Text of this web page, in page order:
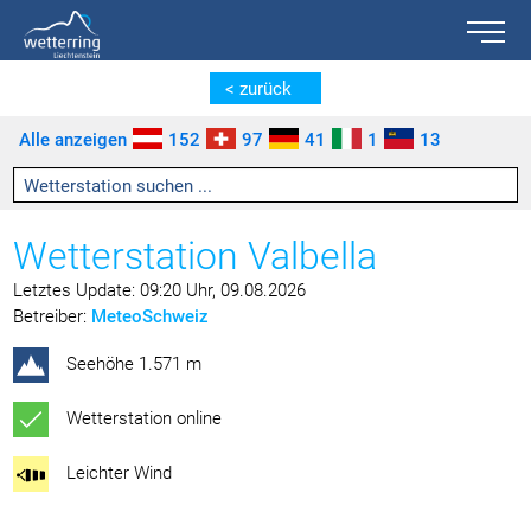
Zum Inhalt springen [AK + 0]
Zum linken senkrechten Seitenmenü springen [AK + 1]
Zum rechten senkrechten Seitenmenü springen [AK + 2]
Zu den Inhalten im Fußbereich springen [AK + 3]
Toggle
< zurück
Alle anzeigen 152 97 41 1 13
Wetterstation Valbella
Letztes Update: 09:20 Uhr, 09.08.2026
Betreiber: MeteoSchweiz
Seehöhe 1.571 m
Wetterstation online
Leichter Wind